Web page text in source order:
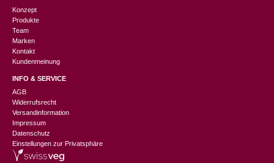
Konzept
Produkte
Team
Marken
Kontakt
Kundenmeinung
INFO & SERVICE
AGB
Widerrufsrecht
Versandinformation
Impressum
Datenschutz
Einstellungen zur Privatsphäre